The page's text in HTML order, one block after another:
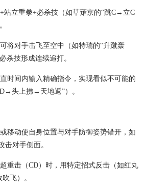
站立重拳+必杀技（如草薙京的“跳C→立C
将对手击飞至空中（如特瑞的“升蹴轰
杀技形成连续追打。
时间内输入精确指令，实现看似不可能的
头上拂→天地返”）。
移动使自身位置与对手防御姿势错开，如
击对手侧面。
重击（CD）时，用特定招式反击（如红丸
飞）。